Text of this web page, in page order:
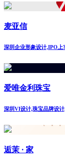
麦亚信
深圳企业形象设计,IPO上
爱唯金利珠宝
深圳VI设计,珠宝品牌设
逅茉 · 家